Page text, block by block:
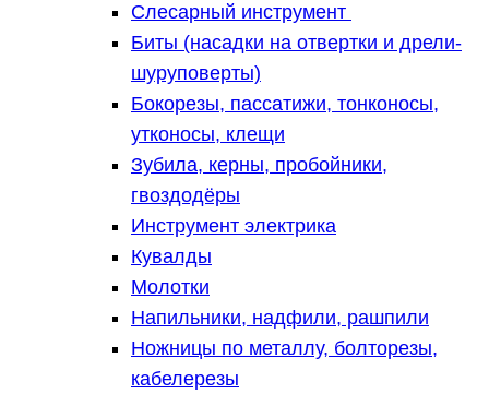
Слесарный инструмент
Биты (насадки на отвертки и дрели-
шуруповерты)
Бокорезы, пассатижи, тонконосы,
утконосы, клещи
Зубила, керны, пробойники,
гвоздодёры
Инструмент электрика
Кувалды
Молотки
Напильники, надфили, рашпили
Ножницы по металлу, болторезы,
кабелерезы